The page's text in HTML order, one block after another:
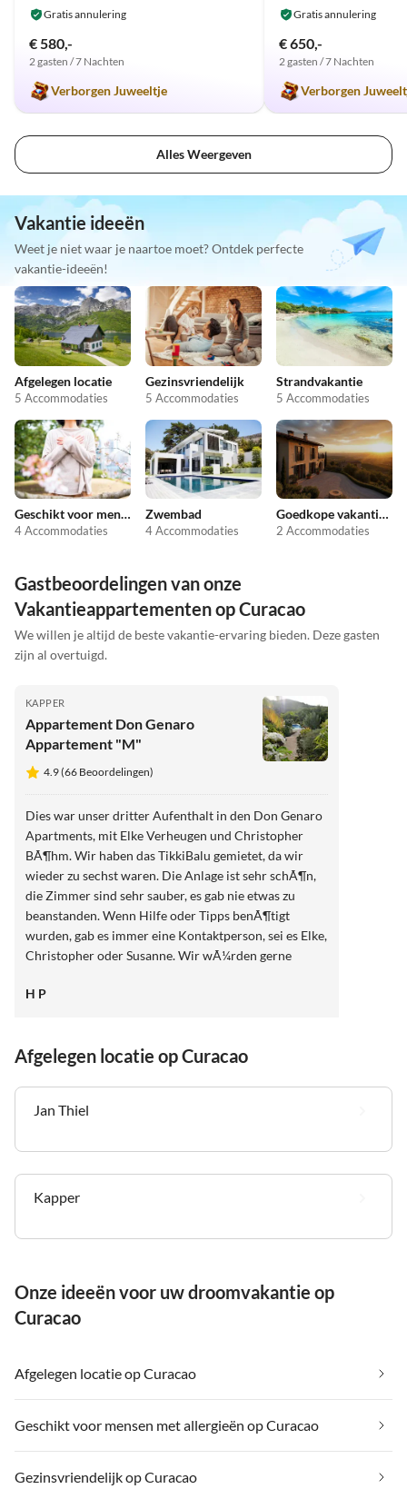
Gratis annulering
€ 580,-
2 gasten / 7 Nachten
Verborgen Juweeltje
Gratis annulering
€ 650,-
2 gasten / 7 Nachten
Verborgen
Alles Weergeven
Vakantie ideeën
Weet je niet waar je naartoe moet? Ontdek perfecte
vakantie-ideeën!
Afgelegen locatie
5 Accommodaties
Gezinsvriendelijk
5 Accommodaties
Strandvakantie
5 Accommodaties
Geschikt voor mensen met allergieën
4 Accommodaties
Zwembad
4 Accommodaties
Goedkope vakantieappartementen
2 Accommodaties
Gastbeoordelingen van onze
Vakantieappartementen op Curacao
We willen je altijd de beste vakantie-ervaring bieden. Deze gasten
zijn al overtuigd.
KAPPER
Appartement Don Genaro
Appartement "M"
4.9 (66 Beoordelingen)
Dies war unser dritter Aufenthalt in den Don Genaro
Apartments, mit Elke Verheugen und Christopher
BÃ¶hm. Wir haben das TikkiBalu gemietet, da wir
wieder zu sechst waren. Die Anlage ist sehr schÃ¶n,
die Zimmer sind sehr sauber, es gab nie etwas zu
beanstanden. Wenn Hilfe oder Tipps benÃ¶tigt
wurden, gab es immer eine Kontaktperson, sei es Elke,
Christopher oder Susanne. Wir wÃ¼rden gerne
H P
Afgelegen locatie op Curacao
Jan Thiel
Kapper
Onze ideeën voor uw droomvakantie op
Curacao
Afgelegen locatie op Curacao
Geschikt voor mensen met allergieën op Curacao
Gezinsvriendelijk op Curacao